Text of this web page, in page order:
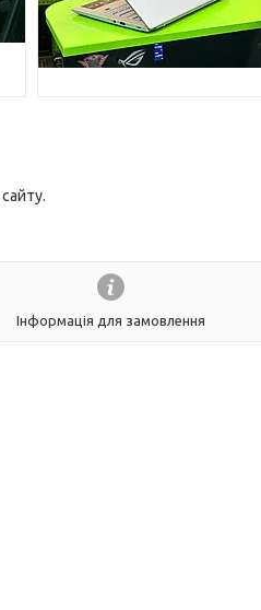
Інформація для замовлення